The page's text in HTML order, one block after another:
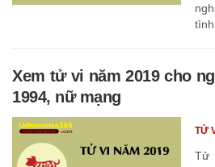
Xem tử vi năm 2019 cho
1994, nữ mạng
Tử
TỬ